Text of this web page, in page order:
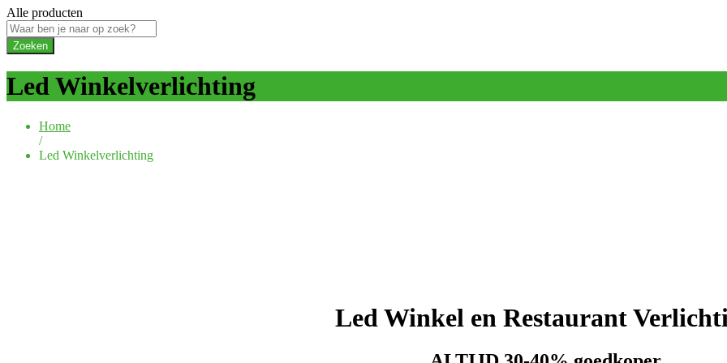
Alle producten
Zoeken
Led Winkelverlichting
Home
/
Led Winkelverlichting
Led Winkel en Restaurant